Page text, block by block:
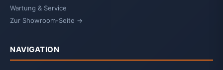
Wartung & Service
Zur Showroom-Seite →
NAVIGATION